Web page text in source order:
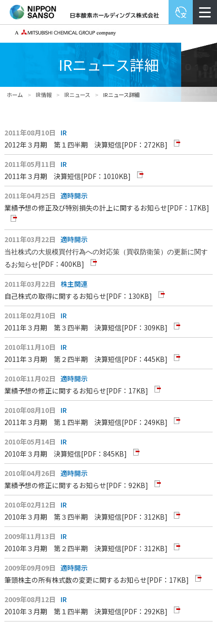
IRニュース詳細
ホーム > IR情報 > IRニュース > IRニュース詳細
2011年08月10日
IR
2012年３月期 第１四半期 決算短信[PDF：272KB]
2011年05月11日
IR
2011年３月期 決算短信[PDF：1010KB]
2011年04月25日 適時開示
業績予想の修正及び特別損失の計上に関するお知らせ[PDF：17KB]
2011年03月22日 適時開示
当社株式の大規模買付行為への対応策（買収防衛策）の更新に関す
るお知らせ[PDF：400KB]
2011年03月22日 株主関連
自己株式の取得に関するお知らせ[PDF：130KB]
2011年02月10日
IR
2011年３月期 第３四半期 決算短信[PDF：309KB]
2010年11月10日
IR
2011年３月期 第２四半期 決算短信[PDF：445KB]
2010年11月02日 適時開示
業績予想の修正に関するお知らせ[PDF：17KB]
2010年08月10日
IR
2011年３月期 第１四半期 決算短信[PDF：249KB]
2010年05月14日
IR
2010年３月期 決算短信[PDF：845KB]
2010年04月26日 適時開示
業績予想の修正に関するお知らせ[PDF：92KB]
2010年02月12日
IR
2010年３月期 第３四半期 決算短信[PDF：312KB]
2009年11月13日
IR
2010年３月期 第２四半期 決算短信[PDF：312KB]
2009年09月09日 適時開示
筆頭株主の所有株式数の変更に関するお知らせ[PDF：17KB]
2009年08月12日
IR
2010年３月期 第１四半期 決算短信[PDF：292KB]